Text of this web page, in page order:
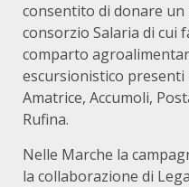
consentito di donare
consorzio Salaria di cui
comparto
escursionistico presenti
Amatrice, Accumoli,
Rufina.
Nelle Marche la
la collaborazione di